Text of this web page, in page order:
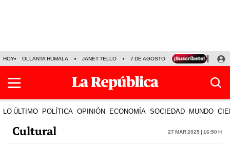
HOY OLLANTA HUMALA JANET TELLO 7 DE AGOSTO TINKA RESULTADOS
LO ÚLTIMO POLÍTICA OPINIÓN ECONOMÍA SOCIEDAD MUNDO
Cultural 27 Mar 2025 | 16:50 h